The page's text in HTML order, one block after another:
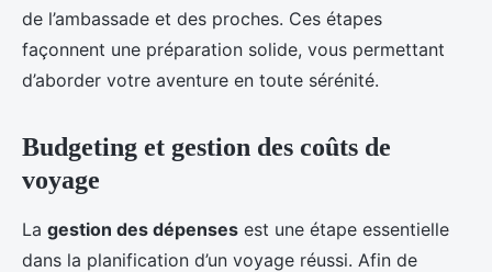
de l’ambassade et des proches. Ces étapes
façonnent une préparation solide, vous permettant
d’aborder votre aventure en toute sérénité.
Budgeting et gestion des coûts de
voyage
La gestion des dépenses est une étape essentielle
dans la planification d’un voyage réussi. Afin de